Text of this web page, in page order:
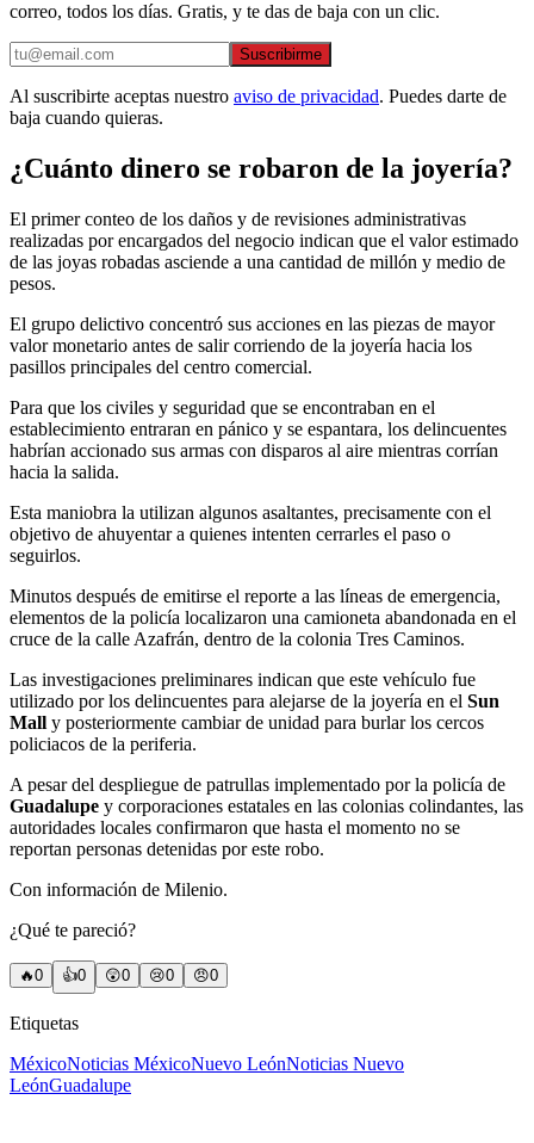
correo, todos los días. Gratis, y te das de baja con un clic.
Suscribirme
Al suscribirte aceptas nuestro aviso de privacidad. Puedes darte de
baja cuando quieras.
¿Cuánto dinero se robaron de la joyería?
El primer conteo de los daños y de revisiones administrativas
realizadas por encargados del negocio indican que el valor estimado
de las joyas robadas asciende a una cantidad de millón y medio de
pesos.
El grupo delictivo concentró sus acciones en las piezas de mayor
valor monetario antes de salir corriendo de la joyería hacia los
pasillos principales del centro comercial.
Para que los civiles y seguridad que se encontraban en el
establecimiento entraran en pánico y se espantara, los delincuentes
habrían accionado sus armas con disparos al aire mientras corrían
hacia la salida.
Esta maniobra la utilizan algunos asaltantes, precisamente con el
objetivo de ahuyentar a quienes intenten cerrarles el paso o
seguirlos.
Minutos después de emitirse el reporte a las líneas de emergencia,
elementos de la policía localizaron una camioneta abandonada en el
cruce de la calle Azafrán, dentro de la colonia Tres Caminos.
Las investigaciones preliminares indican que este vehículo fue
utilizado por los delincuentes para alejarse de la joyería en el Sun
Mall y posteriormente cambiar de unidad para burlar los cercos
policiacos de la periferia.
A pesar del despliegue de patrullas implementado por la policía de
Guadalupe y corporaciones estatales en las colonias colindantes, las
autoridades locales confirmaron que hasta el momento no se
reportan personas detenidas por este robo.
Con información de Milenio.
¿Qué te pareció?
🔥0 👍0 😲0 😢0 😠0
Etiquetas
MéxicoNoticias MéxicoNuevo LeónNoticias Nuevo
LeónGuadalupe